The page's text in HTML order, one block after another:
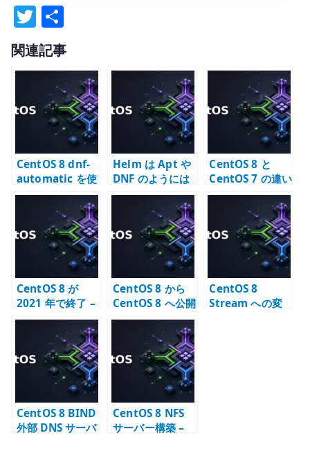
T
w
it
te
r
有
関連記事
CentOS 8 dnf-
automatic を使
用した自動更新
Helm は Apt や
DNF のようには
ならない
CentOS 8 と
CentOS 7 の違い
– 移行期に確認す
CentOS 8 が
2021 年で終了 –
CentOS Stream
への転換点
CentOS 8 から
CentOS 8 へ公開
鍵認証で SSH 接
CentOS 8
Stream への変
CentOS 8 BIND
外部 DNS サーバ
CentOS 8 NFS
サーバー構築 –